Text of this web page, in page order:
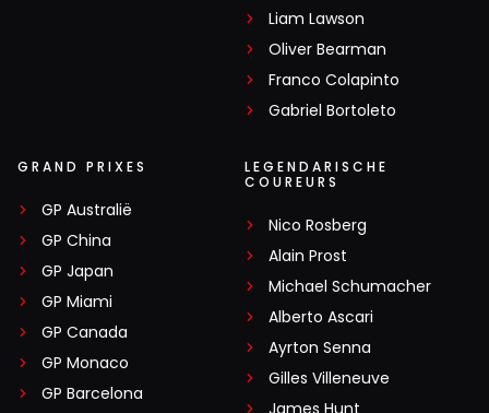
Liam Lawson
Oliver Bearman
Franco Colapinto
Gabriel Bortoleto
GRAND PRIXES
GP Australië
GP China
GP Japan
GP Miami
GP Canada
GP Monaco
GP Barcelona
LEGENDARISCHE
COUREURS
Nico Rosberg
Alain Prost
Michael Schumacher
Alberto Ascari
Ayrton Senna
Gilles Villeneuve
James Hunt